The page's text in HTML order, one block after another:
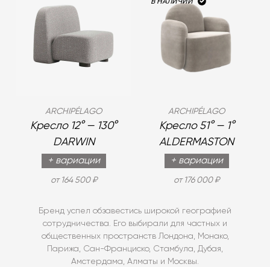
ARCHIPÉLAGO
Кресло 12° — 130°
DARWIN
+ вариации
от 164 500 ₽
ARCHIPÉLAGO
Кресло 51° — 1°
ALDERMASTON
+ вариации
от 176 000 ₽
Бренд успел обзавестись широкой географией
сотрудничества. Его выбирали для частных и
общественных пространств Лондона, Монако,
Парижа, Сан-Франциско, Стамбула, Дубая,
Амстердама, Алматы и Москвы.